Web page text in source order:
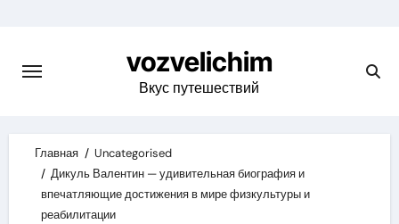
content
vozvelichim
Вкус путешествий
Главная
Uncategorised
Дикуль Валентин — удивительная биография и
впечатляющие достижения в мире физкультуры и
реабилитации